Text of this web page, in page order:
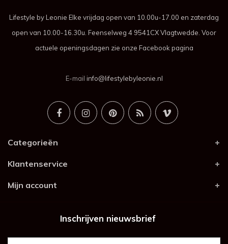
Lifestyle by Leonie Elke vrijdag open van 10.00u-17.00 en zaterdag
open van 10.00-16.30u. Feenselweg 4 9541CX Vlagtwedde. Voor
actuele openingsdagen zie onze Facebook pagina
E-mail info@lifestylebyleonie.nl
Categorieën
Klantenservice
Mijn account
Inschrijven nieuwsbrief